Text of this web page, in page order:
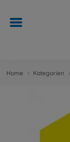
Home Kategorien